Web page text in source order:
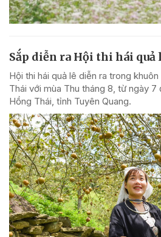
Sắp diễn ra Hội thi hái quả
Hội thi hái quả lê diễn ra trong
Thái với mùa Thu tháng 8, từ ngày
Hồng Thái, tỉnh Tuyên Quang.